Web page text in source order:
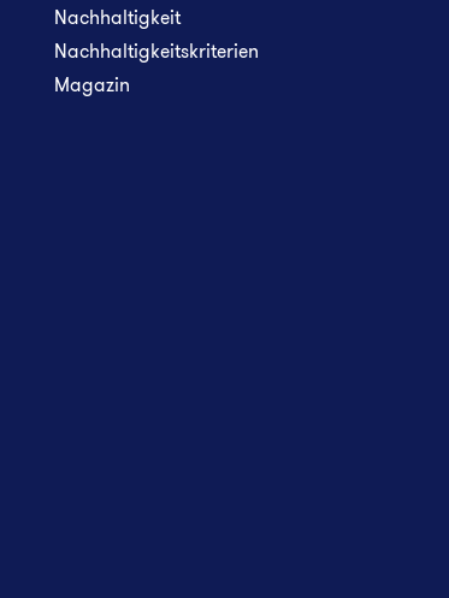
Nachhaltigkeit
Nachhaltigkeitskriterien
Magazin